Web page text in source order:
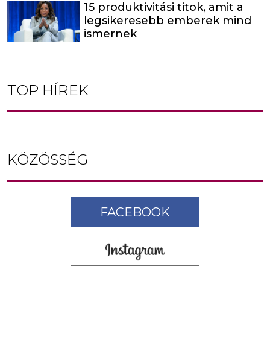
15 produktivitási titok, amit a
legsikeresebb emberek mind
ismernek
TOP HÍREK
KÖZÖSSÉG
FACEBOOK